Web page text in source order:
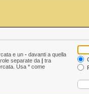
e un - davanti a quella
separate da | tra
Usa * come